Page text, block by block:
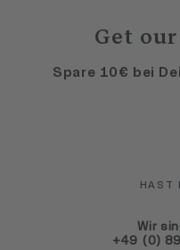
Get
Spare 10€ bei
HAST
Wir
+49 (0)